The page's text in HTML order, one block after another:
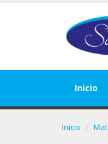
Inicio
Inicio